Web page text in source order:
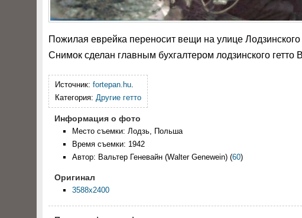
Пожилая еврейка переносит вещи на улице Лодзинского
Снимок сделан главным бухгалтером лодзинского
Источник: fortepan.hu.
Категория: Другие гетто
Информация о фото
Место съемки: Лодзь, Польша
Время съемки: 1942
Автор: Вальтер Геневайн (Walter Genewein) (60)
Оригинал
3588x2400